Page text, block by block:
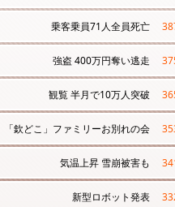
乗客乗員71人全員死亡
強盗 400万円奪い逃走
観覧 半月で10万人突破
「欽どこ」ファミリーお別れの会
気温上昇 雪崩被害も
新型ロボット発表